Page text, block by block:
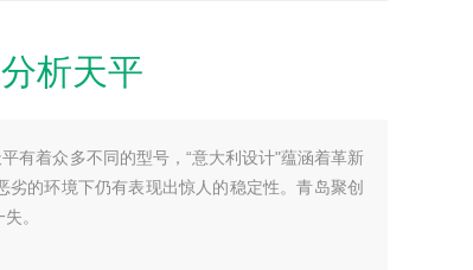
析天平
有着众多不同的型号，“意大利设计"蕴涵着革新
的环境下仍有表现出惊人的稳定性。青岛聚创
。